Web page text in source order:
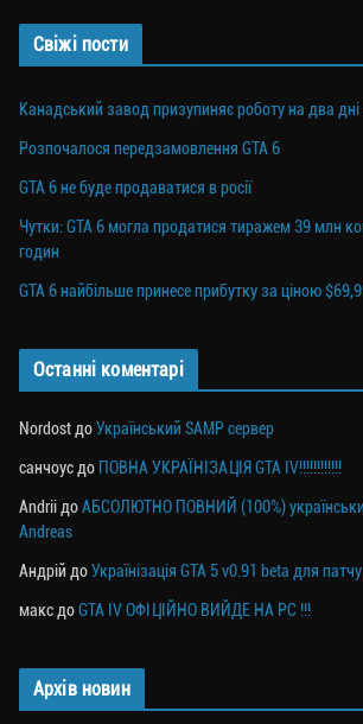
Свіжі пости
Канадський завод призупиняє роботу на два дні
Розпочалося передзамовлення GTA 6
GTA 6 не буде продаватися в росії
Чутки: GTA 6 могла продатися тиражем 39 млн
годин
GTA 6 найбільше принесе прибутку за ціною
Останні коментарі
NordostдоУкраїнський SAMP сервер
санчоусдо ПОВНА УКРАЇНІЗАЦІЯ GTA IV!!!!!!!!!!!!
AndriiдоАБСОЛЮТНО ПОВНИЙ (100%)
Andreas
Андрій доУкраїнізація GTA 5 v0.91 beta для
максдоGTA IV ОФІЦІЙНО ВИЙДЕ НА PC !!!
Архів новин